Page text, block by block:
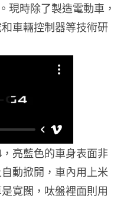
現時除了製造電動車，
車輛控制器等技術研
亮藍色的車身表面非
動掀開，車內用上米
寛闊，呔盤裡面則用